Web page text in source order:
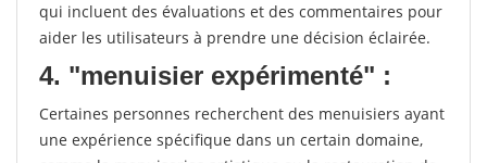
qui incluent des évaluations et des commentaires pour
aider les utilisateurs à prendre une décision éclairée.
4. "menuisier expérimenté" :
Certaines personnes recherchent des menuisiers ayant
une expérience spécifique dans un certain domaine,